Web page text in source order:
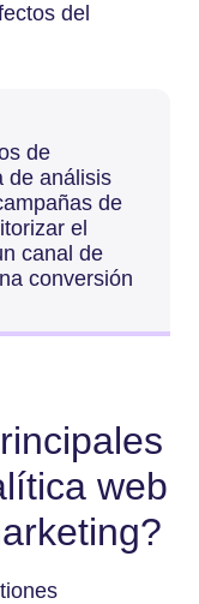
del
de
de análisis
de
el
canal de
conversión
web